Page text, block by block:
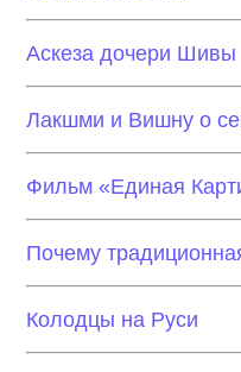
Аскеза дочери Шивы
Лакшми и Вишну о
Фильм «Единая
Почему
Колодцы на Руси